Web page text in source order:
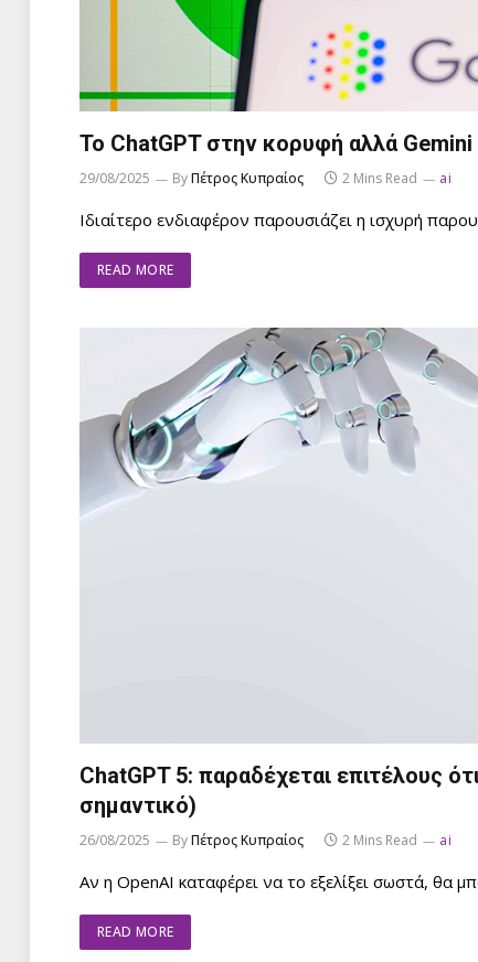
Το ChatGPT στην κορυφή αλλά Gemini
29/08/2025 ByΠέτρος Κυπραίος 2 Mins Read ai
Ιδιαίτερο ενδιαφέρον παρουσιάζει η ισχυρή
READ MORE
ChatGPT 5: παραδέχεται επιτέλους
σημαντικό)
26/08/2025 ByΠέτρος Κυπραίος 2 Mins Read ai
Αν η OpenAI καταφέρει να το εξελίξει σωστά, θα
READ MORE